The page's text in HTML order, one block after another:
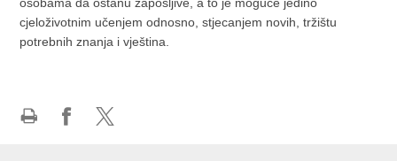
cjeloživotnim učenjem odnosno, stjecanjem novih, tržištu
potrebnih znanja i vještina.